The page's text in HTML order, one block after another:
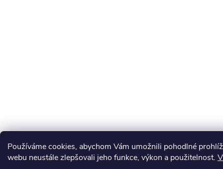
Používáme cookies, abychom Vám umožnili pohodlné
webu neustále zlepšovali jeho funkce, výkon a použitelnost.